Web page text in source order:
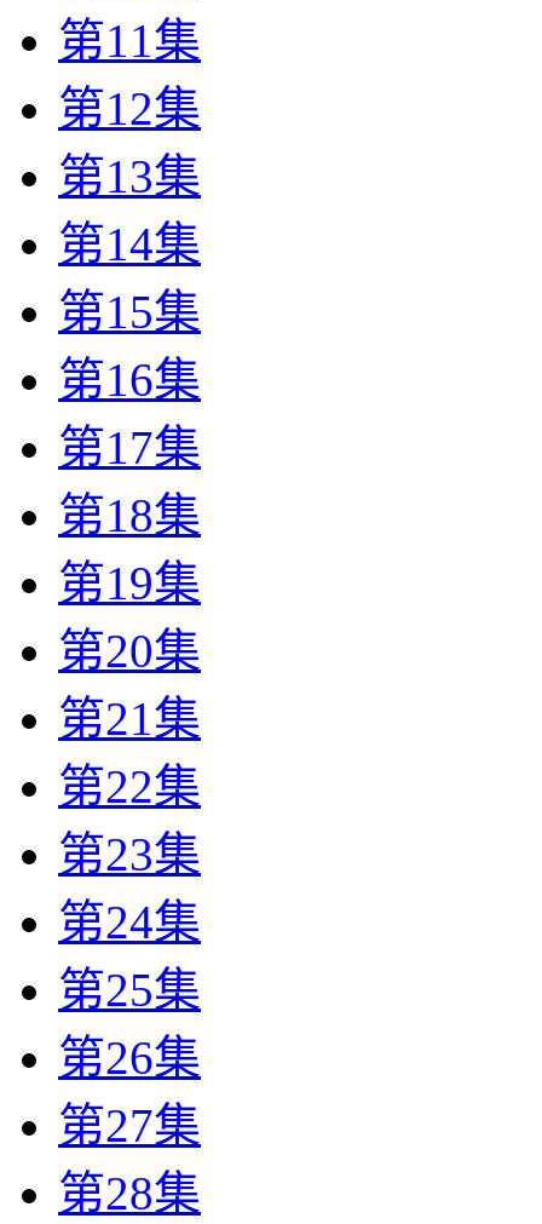
第11集
第12集
第13集
第14集
第15集
第16集
第17集
第18集
第19集
第20集
第21集
第22集
第23集
第24集
第25集
第26集
第27集
第28集